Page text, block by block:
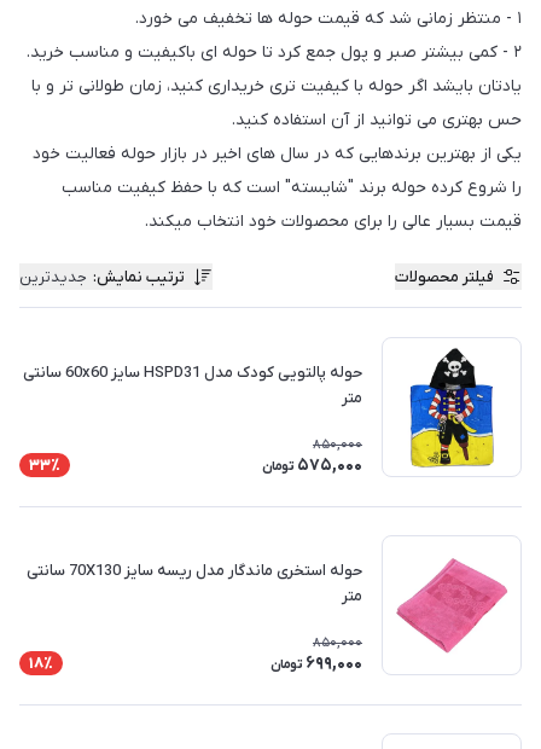
۱ - منتظر زمانی شد که قیمت حوله ها تخفیف می خورد.
۲ - کمی بیشتر صبر و پول جمع کرد تا حوله ای باکیفیت و مناسب خرید.
یادتان بایشد اگر حوله با کیفیت تری خریداری کنید، زمان طولانی تر و با
حس بهتری می توانید از آن استفاده کنید.
یکی از بهترین برندهایی که در سال های اخیر در بازار حوله فعالیت خود
را شروع کرده حوله برند "شایسته" است که با حفظ کیفیت مناسب
قیمت بسیار عالی را برای محصولات خود انتخاب میکند.
فیلتر محصولات ترتیب نمایش: جدیدترین
حوله پالتویی کودک مدل HSPD31 سایز 60x60 سانتی
متر
850,000
575,000 تومان 33٪
حوله استخری ماندگار مدل ریسه سایز 70X130 سانتی
متر
850,000
699,000 تومان 18٪